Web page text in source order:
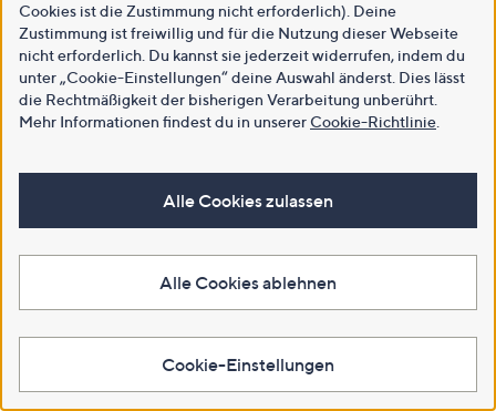
Cookies ist die Zustimmung nicht erforderlich). Deine
Zustimmung ist freiwillig und für die Nutzung dieser Webseite
nicht erforderlich. Du kannst sie jederzeit widerrufen, indem du
unter „Cookie-Einstellungen“ deine Auswahl änderst. Dies lässt
die Rechtmäßigkeit der bisherigen Verarbeitung unberührt.
Mehr Informationen findest du in unsererCookie-Richtlinie
Alle Cookies zulassen
Alle Cookies ablehnen
Cookie-Einstellungen